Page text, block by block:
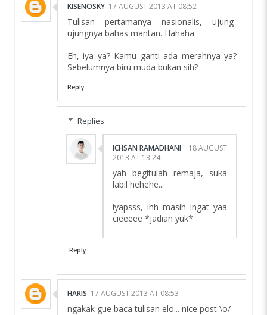
KISENOSKY 17 AUGUST 2013 AT 08:52
Tulisan pertamanya nasionalis, ujung-
ujungnya bahas mantan. Hahaha.
Eh, iya ya? Kamu ganti ada merahnya ya?
Sebelumnya biru muda bukan sih?
Reply
Replies
ICHSAN RAMADHANI
18 AUGUST
2013 AT 13:24
yah begitulah remaja, suka
labil hehehe...
iyapsss, ihh masih ingat yaa
cieeeee *jadian yuk*
Reply
HARIS 17 AUGUST 2013 AT 08:53
ngakak gue baca tulisan elo... nice post \o/